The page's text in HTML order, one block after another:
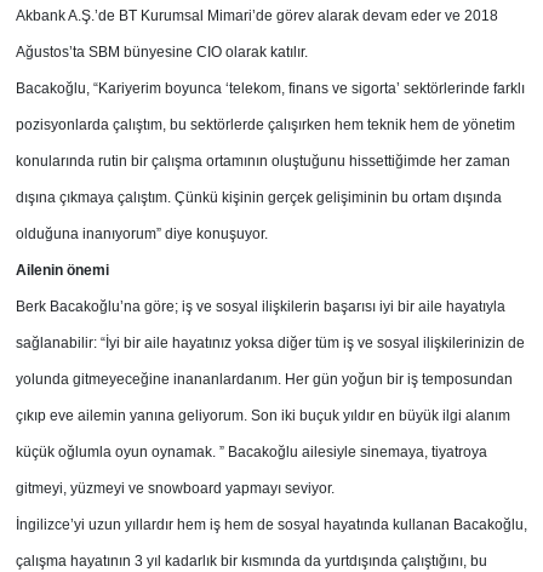
Akbank A.Ş.’de BT Kurumsal Mimari’de görev alarak devam eder ve 2018
Ağustos’ta SBM bünyesine CIO olarak katılır.
Bacakoğlu, “Kariyerim boyunca ‘telekom, finans ve sigorta’ sektörlerinde farklı
pozisyonlarda çalıştım, bu sektörlerde çalışırken hem teknik hem de yönetim
konularında rutin bir çalışma ortamının oluştuğunu hissettiğimde her zaman
dışına çıkmaya çalıştım. Çünkü kişinin gerçek gelişiminin bu ortam dışında
olduğuna inanıyorum” diye konuşuyor.
Ailenin önemi
Berk Bacakoğlu’na göre; iş ve sosyal ilişkilerin başarısı iyi bir aile hayatıyla
sağlanabilir: “İyi bir aile hayatınız yoksa diğer tüm iş ve sosyal ilişkilerinizin de
yolunda gitmeyeceğine inananlardanım. Her gün yoğun bir iş temposundan
çıkıp eve ailemin yanına geliyorum. Son iki buçuk yıldır en büyük ilgi alanım
küçük oğlumla oyun oynamak. ” Bacakoğlu ailesiyle sinemaya, tiyatroya
gitmeyi, yüzmeyi ve snowboard yapmayı seviyor.
İngilizce’yi uzun yıllardır hem iş hem de sosyal hayatında kullanan Bacakoğlu,
çalışma hayatının 3 yıl kadarlık bir kısmında da yurtdışında çalıştığını, bu